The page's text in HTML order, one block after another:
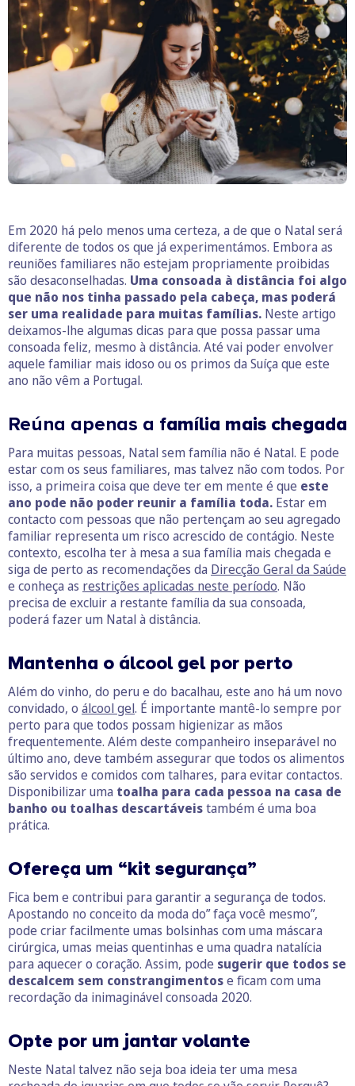
Em 2020 há pelo menos uma certeza, a de que o Natal será
diferente de todos os que já experimentámos. Embora as
reuniões familiares não estejam propriamente proibidas
são desaconselhadas. Uma consoada à distância foi algo
que não nos tinha passado pela cabeça, mas poderá
ser uma realidade para muitas famílias. Neste artigo
deixamos-lhe algumas dicas para que possa passar uma
consoada feliz, mesmo à distância. Até vai poder envolver
aquele familiar mais idoso ou os primos da Suíça que este
ano não vêm a Portugal.
Reúna apenas a família mais chegada
Para muitas pessoas, Natal sem família não é Natal. E pode
estar com os seus familiares, mas talvez não com todos. Por
isso, a primeira coisa que deve ter em mente é que este
ano pode não poder reunir a família toda. Estar em
contacto com pessoas que não pertençam ao seu agregado
familiar representa um risco acrescido de contágio. Neste
contexto, escolha ter à mesa a sua família mais chegada e
siga de perto as recomendações da Direcção Geral da Saúde
e conheça as restrições aplicadas neste período. Não
precisa de excluir a restante família da sua consoada,
poderá fazer um Natal à distância.
Mantenha o álcool gel por perto
Além do vinho, do peru e do bacalhau, este ano há um novo
convidado, o álcool gel. É importante mantê-lo sempre por
perto para que todos possam higienizar as mãos
frequentemente. Além deste companheiro inseparável no
último ano, deve também assegurar que todos os alimentos
são servidos e comidos com talhares, para evitar contactos.
Disponibilizar uma toalha para cada pessoa na casa de
banho ou toalhas descartáveistambém é uma boa
prática.
Ofereça um “kit segurança”
Fica bem e contribui para garantir a segurança de todos.
Apostando no conceito da moda do” faça você mesmo”,
pode criar facilmente umas bolsinhas com uma máscara
cirúrgica, umas meias quentinhas e uma quadra natalícia
para aquecer o coração. Assim, pode sugerir que todos se
descalcem sem constrangimentose ficam com uma
recordação da inimaginável consoada 2020.
Opte por um jantar volante
Neste Natal talvez não seja boa ideia ter uma mesa